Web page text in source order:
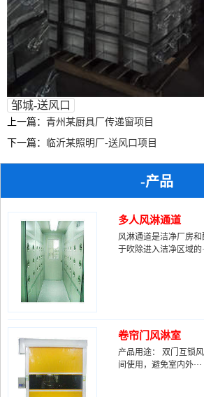
-产品
多人风淋通道
风淋通道是洁净厂房
于吹除进入洁净区域的
卷帘门风淋室
产品用途： 双门互锁
间使用，避免室内外···
邹城-送风口
上一篇： 青州某厨具厂传递窗项目
下一篇： 临沂某照明厂-送风口项目